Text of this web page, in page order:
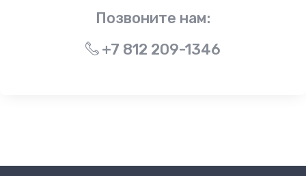
Позвоните нам:
+7 812 209-1346